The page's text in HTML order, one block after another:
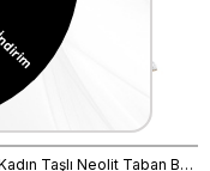
Rouge Kadın Taşlı Neolit Taban Beyaz Süet Gece & Abiye Ayakkabı